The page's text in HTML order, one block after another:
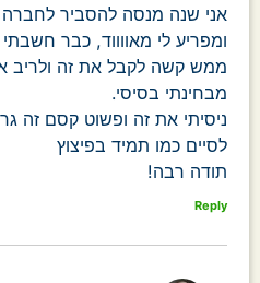
אני שנה מנסה להסביר לחברה
ומפריע לי מאווווד, כבר
ממש קשה לקבל את זה ולריב
מבחינתי בסיסי.
ניסיתי את זה ופשוט קסם זה
לסיים כמו תמיד בפיצוץ
תודה רבה!
Reply